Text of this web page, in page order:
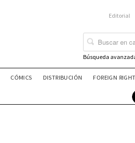
Editorial
Búsqueda
CÓMICS DISTRIBUCIÓN FOREIGN